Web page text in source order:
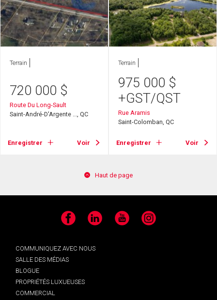
Terrain
720 000 $
Route Du Long-Sault
Saint-André-D'Argente ..., QC
Enregistrer Voir
Terrain
975 000 $
+GST/QST
Rue Aramis
Saint-Colomban, QC
Enregistrer Voir
Haut de page
Facebook LinkedIn YouTube Instagram
COMMUNIQUEZ AVEC NOUS
SALLE DES MÉDIAS
BLOGUE
PROPRIÉTÉS LUXUEUSES
COMMERCIAL